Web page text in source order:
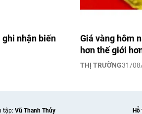
ghi nhận biến
Giá vàng hôm
hơn thế giới
THỊ TRƯỜNG31/
tập: Vũ Thanh Thủy